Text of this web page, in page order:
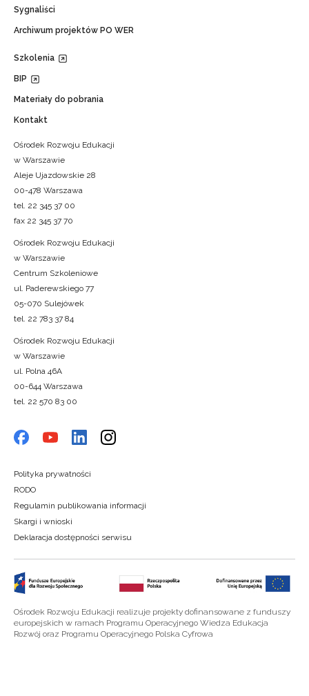
Sygnaliści
Archiwum projektów PO WER
Szkolenia
BIP
Materiały do pobrania
Kontakt
Ośrodek Rozwoju Edukacji
w Warszawie
Aleje Ujazdowskie 28
00-478 Warszawa
tel. 22 345 37 00
fax 22 345 37 70
Ośrodek Rozwoju Edukacji
w Warszawie
Centrum Szkoleniowe
ul. Paderewskiego 77
05-070 Sulejówek
tel. 22 783 37 84
Ośrodek Rozwoju Edukacji
w Warszawie
ul. Polna 46A
00-644 Warszawa
tel. 22 570 83 00
Polityka prywatności
RODO
Regulamin publikowania informacji
Skargi i wnioski
Deklaracja dostępności serwisu
Ośrodek Rozwoju Edukacji realizuje projekty dofinansowane z funduszy
europejskich w ramach Programu Operacyjnego Wiedza Edukacja
Rozwój oraz Programu Operacyjnego Polska Cyfrowa